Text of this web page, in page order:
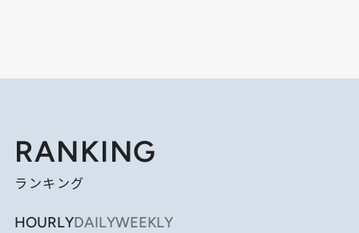
RANKING
ランキング
HOURLYDAILYWEEKLY